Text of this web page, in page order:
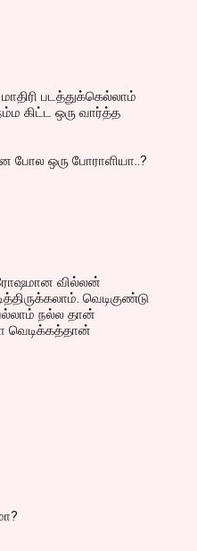
படத்துக்கெல்லாம்
கிட்ட ஒரு வார்த்த
ஒரு போராளியா..?
வில்லன்
வெடிகுண்டு
நல்ல தான்